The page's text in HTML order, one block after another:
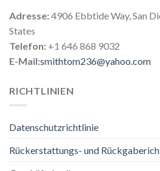
Adresse:4906 Ebbtide Way, San
States
Telefon: +1 646 868 9032
E-Mail:smithtom236@yahoo.com
RICHTLINIEN
Datenschutzrichtlinie
Rückerstattungs- und